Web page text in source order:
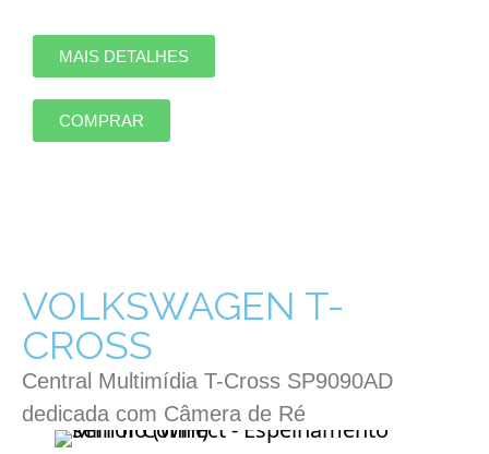
MAIS DETALHES
COMPRAR
VOLKSWAGEN T-
CROSS
Central Multimídia T-Cross SP9090AD
dedicada com Câmera de Ré